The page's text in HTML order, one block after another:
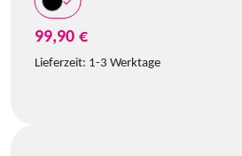
99,90 €
Lieferzeit: 1-3 Werktage